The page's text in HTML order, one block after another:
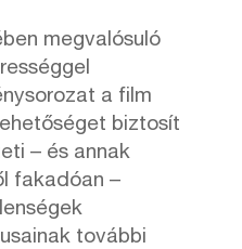
megvalósuló
a film
biztosít
– és annak
fakadóan –
további